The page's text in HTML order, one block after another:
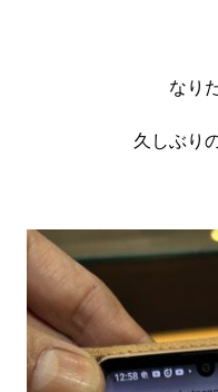
なり
久しぶり